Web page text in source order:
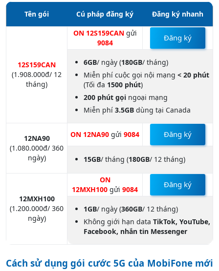
Tên gói Cú pháp đăng ký Đăng ký nhanh
12S159CAN
(1.908.000đ/ 12
tháng)
ON 12S159CANgửi
9084
Đăng ký
6GB/ ngày (180GB/ tháng)
Miễn phí cuộc gọi nội mạng < 20 phút
(Tối đa 1500 phút)
200 phút gọi ngoại mạng
Miễn phí 3.5GB dùng tại Canada
12NA90
(1.080.000đ/ 360
ngày)
ON 12NA90 gửi 9084 Đăng ký
15GB/ tháng (180GB/ 12 tháng)
12MXH100
(1.200.000đ/ 360
ngày)
ON
12MXH100 gửi 9084
Đăng ký
1GB/ ngày (360GB/ 12 tháng)
Không giới hạn data TikTok, YouTube,
Facebook, nhắn tin Messenger
Cách sử dụng gói cước 5G của MobiFone mới